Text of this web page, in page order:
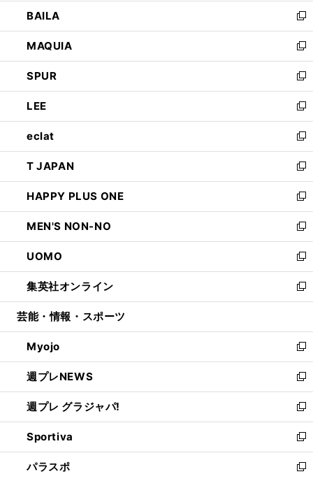
く
ウ
ィ
ン
ド
ウ
で
開
く
し
い
ウ
ィ
ン
ド
ウ
で
開
く
BAILA
新
し
い
ウ
ィ
ン
ド
ウ
で
開
く
MAQUIA
新
し
い
ウ
ィ
ン
ド
ウ
で
開
く
SPUR
新
し
い
ウ
ィ
ン
ド
ウ
で
開
く
LEE
新
し
い
ウ
ィ
ン
ド
ウ
で
開
く
eclat
新
し
い
ウ
ィ
ン
ド
ウ
で
開
く
T JAPAN
新
し
い
ウ
ィ
ン
ド
ウ
で
開
HAPPY PLUS ONE
新
し
い
ウ
ィ
ン
ド
ウ
開
く
MEN'S NON-NO
新
し
い
ウ
ィ
ン
ウ
で
開
く
UOMO
新
し
い
ウ
ン
ド
ウ
で
開
く
集英社オンライン
新
し
ウ
ィ
ン
ド
ウ
で
開
く
芸能・情報・スポーツ
Myojo
新
し
い
ウ
ィ
ン
ド
ウ
で
週プレNEWS
新
し
い
ウ
ィ
ン
ド
週プレ グラジャパ!
新
し
い
ウ
ィ
Sportiva
新
し
い
パラスポ
新